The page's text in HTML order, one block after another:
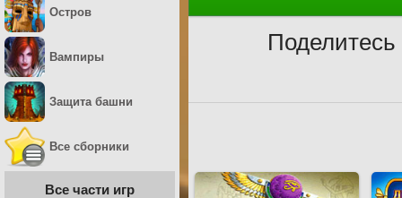
Остров
Вампиры
Защита башни
Все сборники
Все части игр